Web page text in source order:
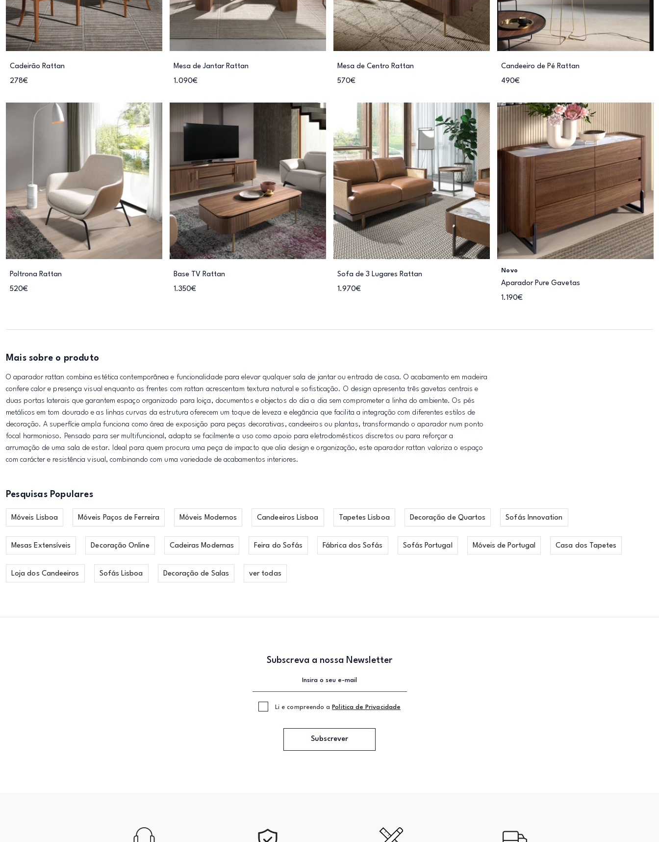
Cadeirão Rattan
278€
Mesa de Jantar Rattan
1.090€
Mesa de Centro Rattan
570€
Candeeiro de Pé Rattan
490€
Poltrona Rattan
520€
Base TV Rattan
1.350€
Sofa de 3 Lugares Rattan
1.970€
Novo
Aparador Pure Gavetas
1.190€
Mais sobre o produto
O aparador rattan combina estética contemporânea e funcionalidade para elevar qualquer sala de jantar ou entrada de casa. O acabamento em madeira
confere calor e presença visual enquanto as frentes com rattan acrescentam textura natural e sofisticação. O design apresenta três gavetas centrais e
duas portas laterais que garantem espaço organizado para loiça, documentos e objectos do dia a dia sem comprometer a linha do ambiente. Os pés
metálicos em tom dourado e as linhas curvas da estrutura oferecem um toque de leveza e elegância que facilita a integração com diferentes estilos de
decoração. A superfície ampla funciona como área de exposição para peças decorativas, candeeiros ou plantas, transformando o aparador num ponto
focal harmonioso. Pensado para ser multifuncional, adapta se facilmente a uso como apoio para eletrodomésticos discretos ou para reforçar a
arrumação de uma sala de estar. Ideal para quem procura uma peça de impacto que alia design e organização, este aparador rattan valoriza o espaço
com carácter e resistência visual, combinando com uma variedade de acabamentos interiores.
Pesquisas Populares
Móveis Lisboa Móveis Paços de Ferreira Móveis Modernos Candeeiros Lisboa Tapetes Lisboa Decoração de Quartos Sofás Innovation
Mesas Extensíveis Decoração Online Cadeiras Modernas Feira do Sofás Fábrica dos Sofás Sofás Portugal Móveis de Portugal Casa dos Tapetes
Loja dos Candeeiros Sofás Lisboa Decoração de Salas ver todas
Subscreva a nossa Newsletter
Li e compreendo a Politica de Privacidade
Subscrever